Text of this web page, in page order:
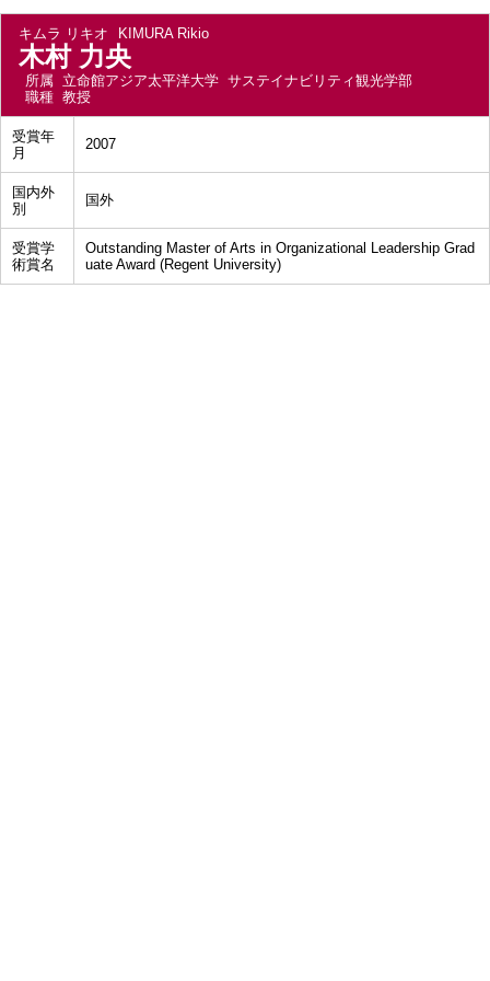
キムラ リキオ KIMURA Rikio
木村 力央
所属 立命館アジア太平洋大学 サステイナビリティ観光学部
職種 教授
受賞年
月
2007
国内外
別
国外
受賞学
術賞名
Outstanding Master of Arts in Organizational Leadership Grad
uate Award (Regent University)